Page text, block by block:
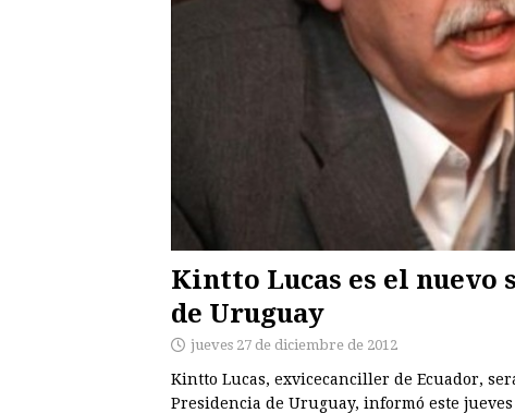
Kintto Lucas es el nuevo
de Uruguay
jueves 27 de diciembre de 2012
Kintto Lucas, exvicecanciller de Ecuador,
Presidencia de Uruguay, informó este